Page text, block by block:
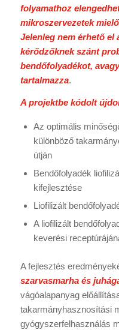
folyamathoz
mikroszervezetek
Jelenleg nem érhető el
kérődzőknek szánt
bendőfolyadékot,
tartalmazza.
A projektbe kódolt
Az optimális
különböző
útján
Bendőfolyadék
kifejlesztése
Liofilizált
A liofilizált
keverési
A fejlesztés
szarvasmarha és
vágóalapanyag
takarmányhasznosítási
gyógyszerfelhasználás